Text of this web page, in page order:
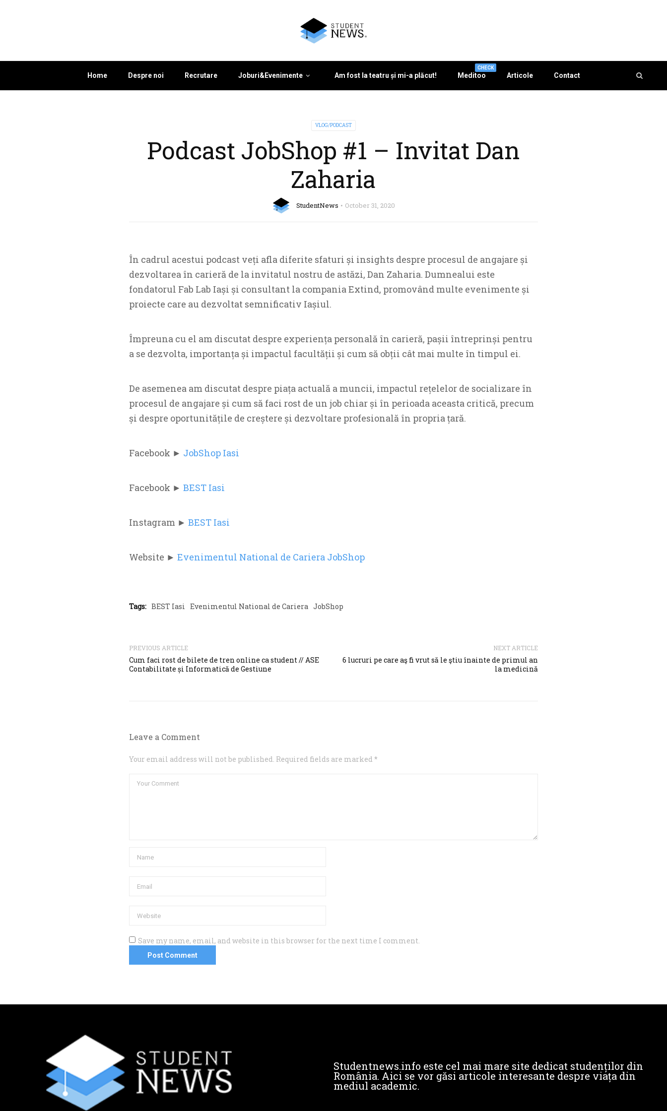
Home Despre noi Recrutare Joburi&Evenimente Am fost la teatru și mi-a plăcut! Meditoo
CHECK
Articole Contact
VLOG/PODCAST
Podcast JobShop #1 – Invitat Dan
Zaharia
StudentNews October 31, 2020
În cadrul acestui podcast veți afla diferite sfaturi și insights despre procesul de angajare și
dezvoltarea în carieră de la invitatul nostru de astăzi, Dan Zaharia. Dumnealui este
fondatorul Fab Lab Iași și consultant la compania Extind, promovând multe evenimente și
proiecte care au dezvoltat semnificativ Iașiul.
Împreuna cu el am discutat despre experiența personală în carieră, pașii întreprinși pentru
a se dezvolta, importanța și impactul facultății și cum să obții cât mai multe în timpul ei.
De asemenea am discutat despre piața actuală a muncii, impactul rețelelor de socializare în
procesul de angajare și cum să faci rost de un job chiar și în perioada aceasta critică, precum
și despre oportunitățile de creștere și dezvoltare profesională în propria țară.
Facebook ► JobShop Iasi
Facebook ►BEST Iasi
Instagram ►BEST Iasi
Website ►Evenimentul National de Cariera JobShop
Tags: BEST Iasi Evenimentul National de Cariera JobShop
PREVIOUS ARTICLE
Cum faci rost de bilete de tren online ca student // ASE
Contabilitate și Informatică de Gestiune
NEXT ARTICLE
6 lucruri pe care aş fi vrut să le ştiu înainte de primul an
la medicină
Leave a Comment
Your email address will not be published. Required fields are marked *
Save my name, email, and website in this browser for the next time I comment.
Studentnews.info este cel mai mare site dedicat studenților din
România. Aici se vor găsi articole interesante despre viața din
mediul academic.